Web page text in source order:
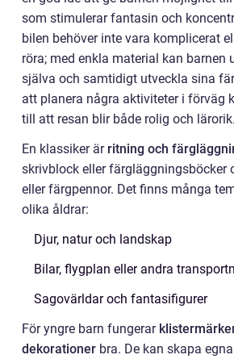
som stimulerar fantasin och
bilen behöver inte vara komplicerat
röra; med enkla material kan barnen
själva och samtidigt utveckla sina
att planera några aktiviteter i förväg
till att resan blir både rolig och lärorik.
En klassiker är ritning och
skrivblock eller färgläggningsböcker
eller färgpennor. Det finns många
olika åldrar:
Djur, natur och landskap
Bilar, flygplan eller andra
Sagovärldar och fantasifigurer
För yngre barn fungerar
dekorationer bra. De kan skapa